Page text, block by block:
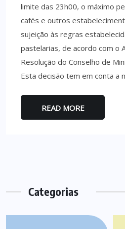
limite das 23h00, o máximo
cafés e outros
sujeição às regras
pastelarias, de acordo com o
Resolução do Conselho de
Esta decisão tem em conta a
READ MORE
Categorias